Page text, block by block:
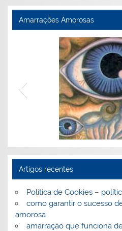
Amarrações Amorosas
Artigos recentes
Política de Cookies –
como garantir o sucesso
amorosa
amarração que funciona